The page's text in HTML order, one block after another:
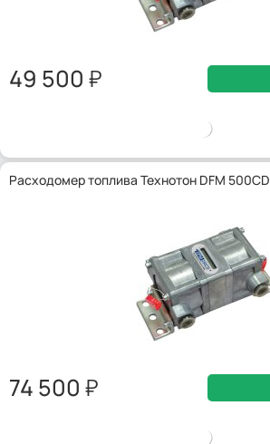
49 500
Расходомер топлива Технотон DFM 500CD
74 500